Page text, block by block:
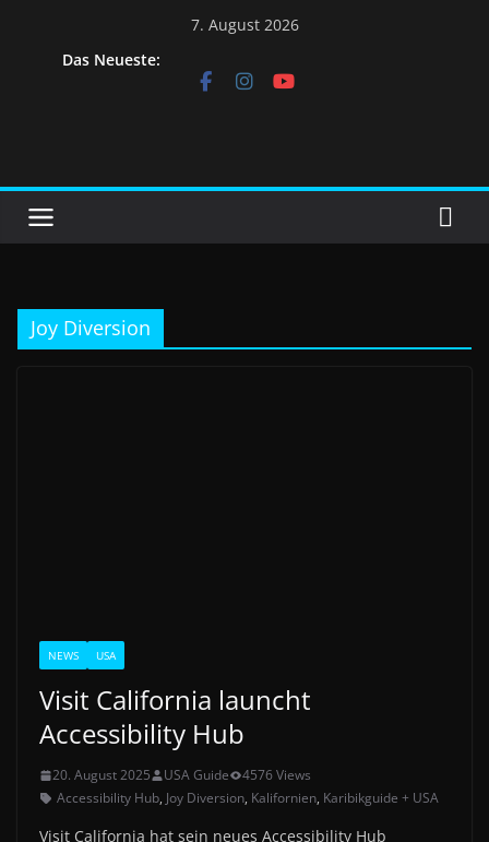
7. August 2026
Das Neueste:
Joy Diversion
NEWS USA
Visit California launcht
Accessibility Hub
20. August 2025 USA Guide
4576 Views
Accessibility Hub, Joy Diversion, Kalifornien, Karibikguide + USA
Visit California hat sein neues Accessibility Hub